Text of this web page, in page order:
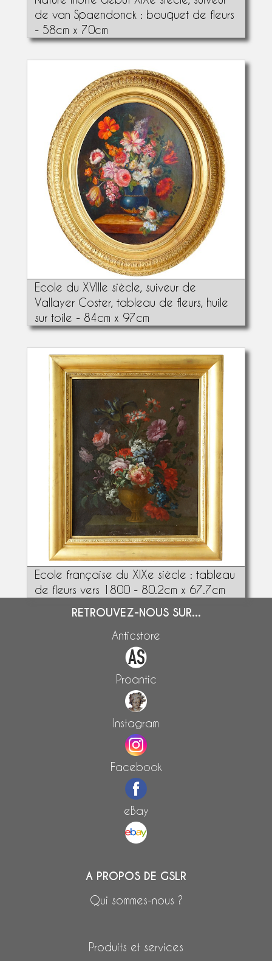
de van Spaendonck : bouquet de fleurs
- 58cm x 70cm
Ecole du XVIIIe siècle, suiveur de
Vallayer Coster, tableau de fleurs, huile
sur toile - 84cm x 97cm
Ecole française du XIXe siècle : tableau
de fleurs vers 1800 - 80.2cm x 67.7cm
RETROUVEZ-NOUS SUR...
Anticstore
Proantic
Instagram
Facebook
eBay
A PROPOS DE GSLR
Qui sommes-nous ?
Produits et services